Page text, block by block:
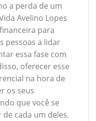
a perda de um
Avelino Lopes
para
pessoas a lidar
essa fase com
oferecer esse
na hora de
os seus
que você se
cada um deles.